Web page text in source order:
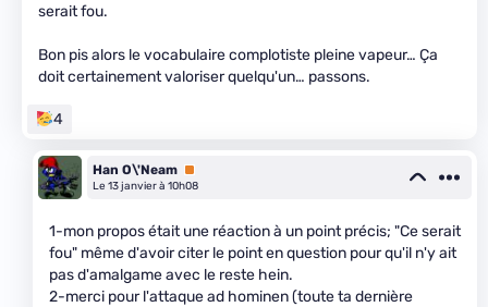
serait fou.
Bon pis alors le vocabulaire complotiste pleine vapeur… Ça
doit certainement valoriser quelqu'un… passons.
4
Han O\'Neam Premium
Le 13 janvier à 10h08
1-mon propos était une réaction à un point précis; "Ce serait
fou" même d'avoir citer le point en question pour qu'il n'y ait
pas d'amalgame avec le reste hein.
2-merci pour l'attaque ad hominen (toute ta dernière